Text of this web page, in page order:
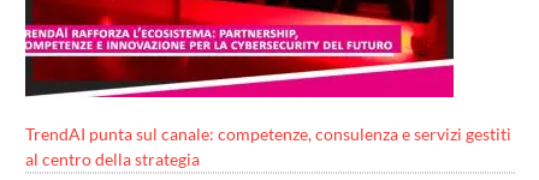
TrendAI punta sul canale: competenze, consulenza e servizi gestiti
al centro della strategia